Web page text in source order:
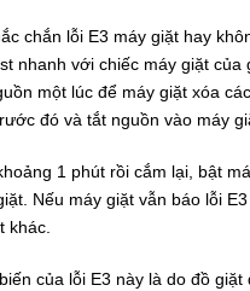
chắn lỗi E3 máy giặt hay
nhanh với chiếc máy giặt của
một lúc để máy giặt xóa
đó và tắt nguồn vào máy
1 phút rồi cắm lại, bật
Nếu máy giặt vẫn báo lỗi
khác.
của lỗi E3 này là do đồ giặt